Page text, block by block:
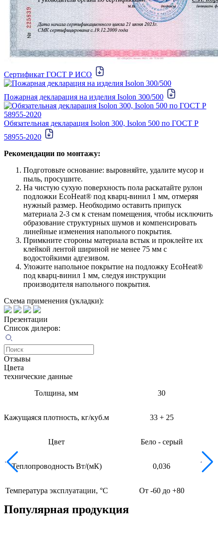
Сертификат ГОСТ Р ИСО
Пожарная декларация на изделия Isolon 300/500
Обязательная декларация Isolon 300, Isolon 500 по ГОСТ Р
58955-2020
Рекомендации по монтажу:
Подготовьте основание: выровняйте, удалите мусор и
пыль, просушите.
На чистую сухую поверхность пола раскатайте рулон
подложки EcoHeat® под кварц-винил 1 мм, отмеряя
нужный размер. Необходимо оставить припуск
материала 2-3 см к стенам помещения, чтобы исключить
образование структурных шумов и компенсировать
линейные изменения напольного покрытия.
Примкните стороны материала встык и проклейте их
клейкой лентой шириной не менее 75 мм с
водостойкими адгезивом.
Уложите напольное покрытие на подложку EcoHeat®
под кварц-винил 1 мм, следуя инструкции
производителя напольного покрытия.
Схема применения (укладки):
Презентации
Список дилеров:
Отзывы
Цвета
технические данные
Толщина, мм
30
Кажущаяся плотность, кг/куб.м 33 + 25
Цвет Бело - серый
Теплопроводность Вт/(мК) 0,036
Температура эксплуатации, °С От -60 до +80
Популярная продукция